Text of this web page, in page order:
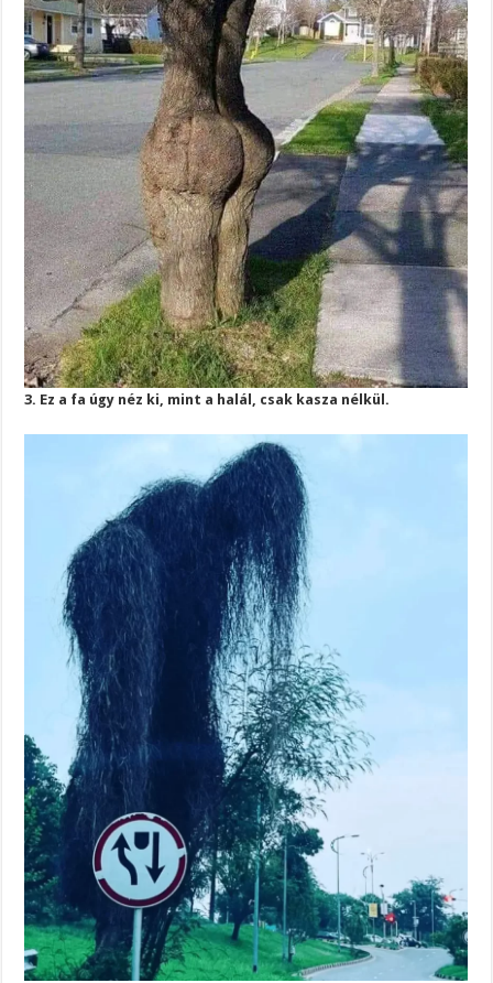
3. Ez a fa úgy néz ki, mint a halál, csak kasza nélkül.